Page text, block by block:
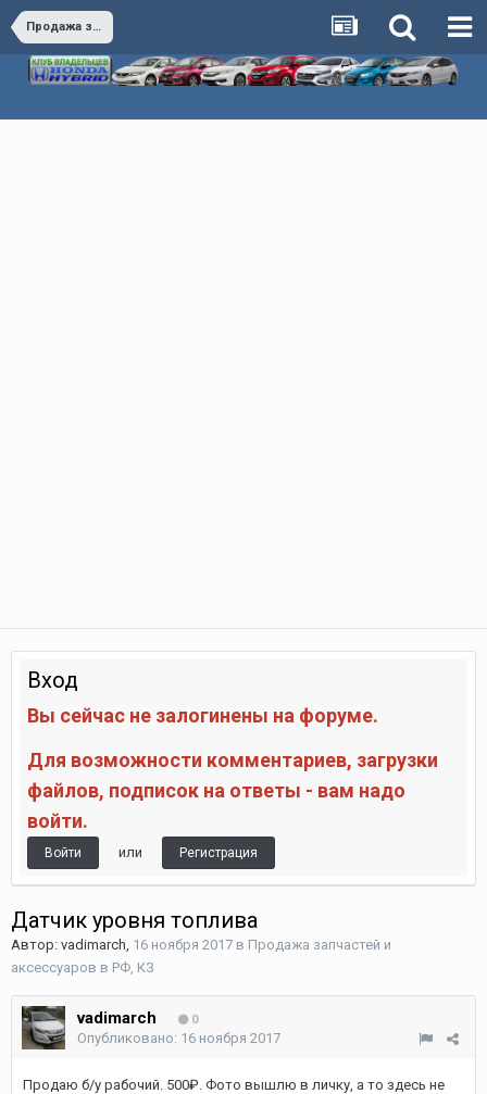
Продажа запчастей и аксессуаров в РФ, КЗ
Вход
Вы сейчас не залогинены на форуме.
Для возможности комментариев, загрузки
файлов, подписок на ответы - вам надо
войти.
Войти или Регистрация
Датчик уровня топлива
Автор: vadimarch, 16 ноября 2017 в Продажа запчастей и
аксессуаров в РФ, КЗ
vadimarch 0
Опубликовано: 16 ноября 2017
Продаю б/у рабочий. 500₽. Фото вышлю в личку, а то здесь не